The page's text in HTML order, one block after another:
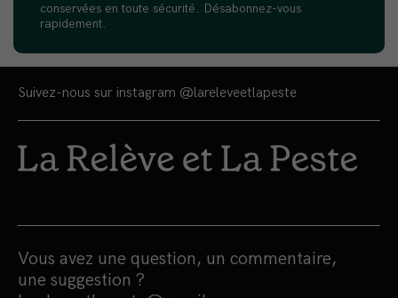
conservées en toute sécurité. Désabonnez-vous
rapidement.
Suivez-nous sur instagram @lareleveetlapeste
Vous avez une question, un commentaire,
une suggestion ?